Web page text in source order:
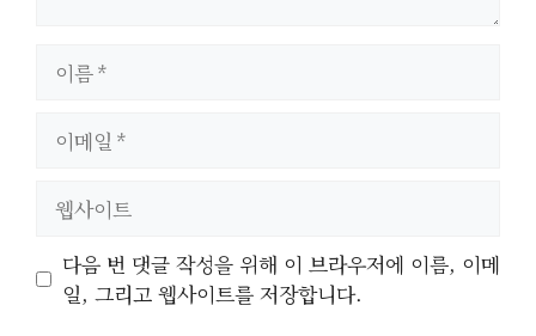
트
다음 번 댓글 작성을 위해 이 브라우저에 이름, 이메
일, 그리고 웹사이트를 저장합니다.